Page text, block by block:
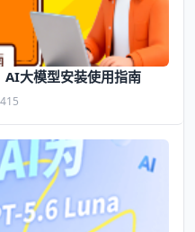
大模型安装使用指南